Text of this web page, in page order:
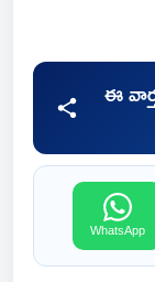
ఈ
WhatsApp